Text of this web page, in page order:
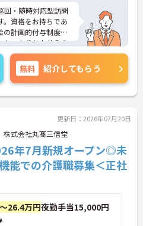
回・随時対応型訪問
。資格をお持ちであ
の計画的付与制度や
しっかりとお休みを
。ご興味のある方に
詳細をお話ししま
無料 紹介してもらう
更新日：2026年07月20日
株式会社丸髙三信堂
年7月新規オープン◎未
能での介護職募集＜正社
26.4万円夜勤手当15,000円